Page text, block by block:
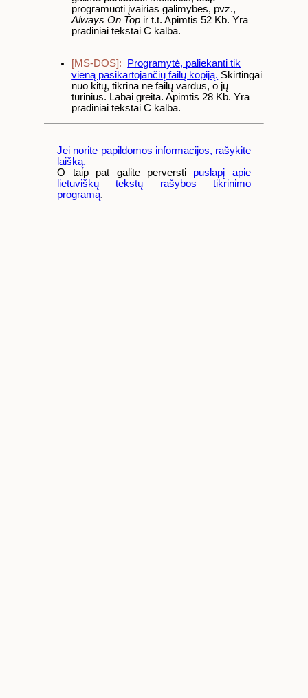
programuoti įvairias galimybes, pvz.,
Always On Top ir t.t. Apimtis 52 Kb. Yra
pradiniai tekstai C kalba.
[MS-DOS]:
Programytė, paliekanti tik
vieną pasikartojančių failų kopiją. Skirtingai
nuo kitų, tikrina ne failų vardus, o jų
turinius. Labai greita. Apimtis 28 Kb. Yra
pradiniai tekstai C kalba.
Jei norite papildomos informacijos, rašykite
laišką.
O taip pat galite perversti puslapį apie
lietuviškų tekstų rašybos tikrinimo
programą.